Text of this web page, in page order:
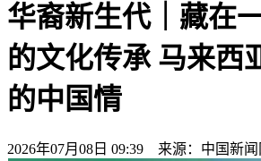
华裔新生代｜藏在
的文化传承 马来西
的中国情
2026年07月08日 09:39 来源：中国新闻